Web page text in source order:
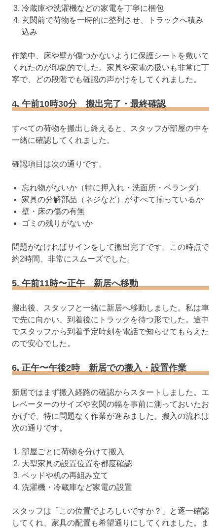
冷蔵庫や洗濯機などの家電を丁寧に梱包
玄関前で荷物を一時的に整列させ、トラックへ積み
込み
作業中、床や壁が傷つかないように保護シートを敷いて
くれたのが印象的でした。家具や家電の扱いも非常に丁
寧で、どの段階でも確認の声かけをしてくれました。
4. 午前10時30分 搬出完了・最終確認
すべての荷物を搬出し終えると、スタッフが部屋の中を
一緒に確認してくれました。
確認項目は次の通りです。
忘れ物がないか（特に押入れ・洗面所・ベランダ）
家具の分解部品（ネジなど）がすべて揃っているか
壁・床の傷の有無
ゴミの残りがないか
問題がなければサインをして搬出完了です。この時点で
約2時間、非常にスムーズでした。
5. 午前11時〜正午 新居へ移動
搬出後、スタッフと一緒に新居へ移動しました。私は車
で先に向かい、到着後にトラックを待つ形でした。途中
でスタッフから到着予定時刻を電話で知らせてもらえた
ので安心でした。
6. 正午〜午後2時 新居での搬入・設置作業
新居ではまず搬入経路の確認からスタートしました。エ
レベーターのサイズや玄関の幅を事前に測っておいたお
かげで、特に問題なく作業が進みました。搬入の流れは
次の通りです。
部屋ごとに荷物を分けて搬入
大型家具の設置位置を都度確認
ベッドや机の再組み立て
洗濯機・冷蔵庫など家電の設置
スタッフは「この位置でよろしいですか？」と逐一確認
してくれ、家具の配置も希望通りにしてくれました。ま